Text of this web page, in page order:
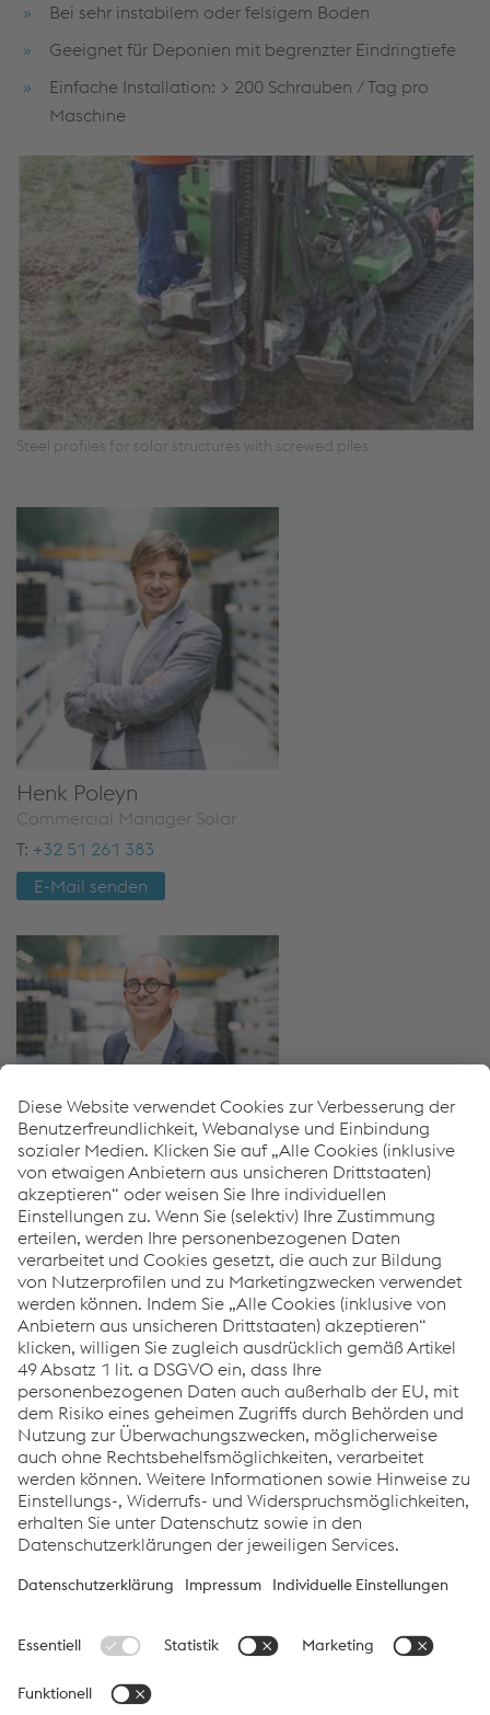
Bei sehr instabilem oder felsigem Boden
Geeignet für Deponien mit begrenzter Eindringtiefe
Einfache Installation: > 200 Schrauben / Tag pro
Maschine
Steel profiles for solar structures with screwed piles
Henk Poleyn
Com­mer­ci­al Ma­na­ger Solar
T: +32 51 261 383
E-Mail sen­den
Jos Vandemoortele
Busi­ness Unit Ma­na­ger Buil­ding
and Solar FR
T:+32 51 261 224
E-Mail sen­den
Downloads
Enquiry form - groundmount
with driven posts
PDF
199.28 KB eng-GB
Enquiry form -
groundstructure on
PDF 219.85 KB eng-GB
voestalpine Sadef nv